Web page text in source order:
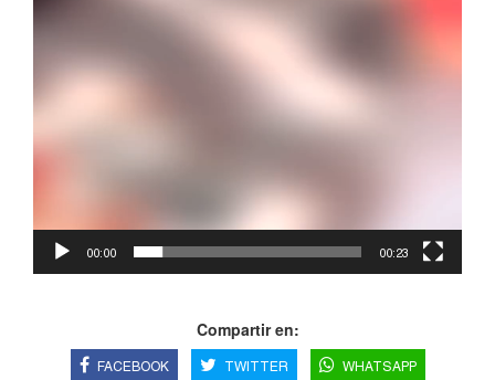
00:00 00:23
Compartir en:
FACEBOOK TWITTER WHATSAPP